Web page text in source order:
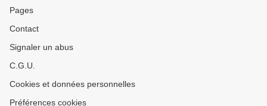
Pages
Contact
Signaler un abus
C.G.U.
Cookies et données personnelles
Préférences cookies